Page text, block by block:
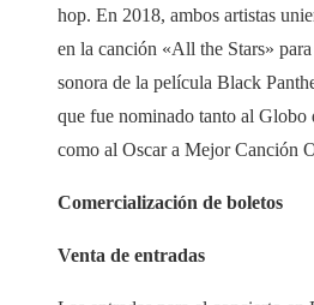
hop. En 2018, ambos artistas
en la canción «All the Stars»
sonora de la película Black
que fue nominado tanto al Globo
como al Oscar a Mejor Canción
Comercialización de boletos
Venta de entradas